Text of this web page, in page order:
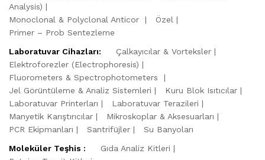
Analysis)
Monoclonal & Polyclonal Anticor
Özel
Primer – Prob Sentezleme
Laboratuvar Cihazları:
Çalkayıcılar & Vorteksler
Elektroforezler (Electrophoresis)
Fluorometers & Spectrophotometers
Jel Görüntüleme & Analiz Sistemleri
Kuru Blok Isıtıcılar
Laboratuvar Printerları
Laboratuvar Terazileri
Manyetik Karıştırıcılar
Mikroskoplar & Aksesuarları
PCR Ekipmanları
Santrifüjler
Su Banyoları
Moleküler Teşhis :
Gıda Analiz Kitleri